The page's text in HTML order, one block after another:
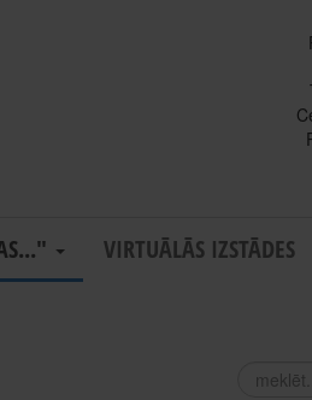
VIRTUĀLĀS IZSTĀDES
meklēt...